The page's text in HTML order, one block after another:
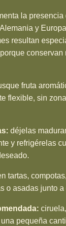
la presencia
y
resultan
conservan
fruta
flexible, sin
déjelas
y refrigérelas
tartas, compotas,
o asadas junto a
ciruela,
pequeña